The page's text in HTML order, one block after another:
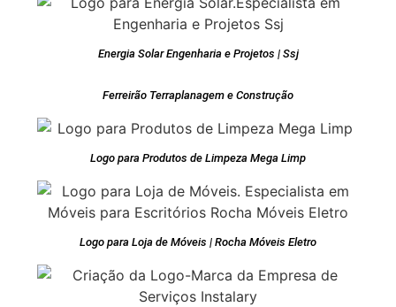
Energia Solar Engenharia e Projetos | Ssj
Ferreirão Terraplanagem e Construção
Logo para Produtos de Limpeza Mega Limp
Logo para Loja de Móveis | Rocha Móveis Eletro